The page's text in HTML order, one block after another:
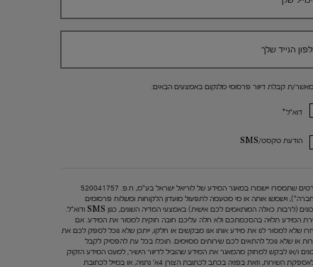
הנייד שלך
מאשר/ת קבלת דיוור פרסומי מלנקום באמצעים הבאים:
דוא"ל*
הודעת טקסט/SMS
הפרטים שתמסרו יישמרו במאגר המידע של לוריאל ישראל בע"מ, ח.פ. 520041757
וישמשו אותה או מי מטעמה לתפעול מועדון הלקוחות ומשלוח פרסומים
ועדכונים (לרבות כאלה המותאמים לכם אישית) באמצעי המדיה השונים, כגון SMS ודוא"ל.
המידע תלויה בהסכמתכם ולא חלה עליכם חובה חוקית למסור את המידע. אם
שלא למסור לנו את מידע אותו אנו מבקשים או חלקו, ייתכן שלא נוכל לספק לכם את
או שלא נוכל להתאים לכם שירותים מסוימים. תוכלו בכל עת להפסיק לקבל
ו/או לבקש למחוק מהמאגר את המידע שהוביל לדיוור הישיר, למעט המידע הזקוק
השירות, וזאת בפניה בכתב לכתובת הצורן 4א' נתניה, או במייל לכתובת